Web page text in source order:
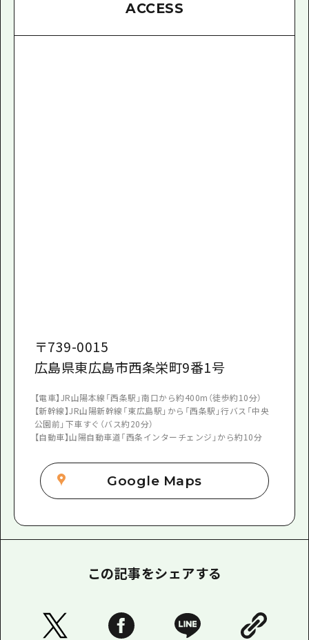
ACCESS
〒739-0015
広島県東広島市西条栄町9番1号
【電車】JR山陽本線「西条駅」南口から約400m（徒歩約10分）
【新幹線】JR山陽新幹線「東広島駅」から「西条駅」行バス「中央
公園前」下車すぐ（バス約20分）
【自動車】山陽自動車道「西条インターチェンジ」から約10分
Google Maps
この記事をシェアする